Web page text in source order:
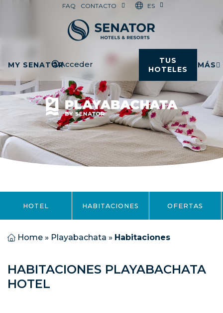
FAQ CONTACTO ES
MY SENATORAcceder
TUS
HOTELES
MÁS
HOTEL HABITACIONES OFERTAS
Home » Playabachata » Habitaciones
HABITACIONES PLAYABACHATA
HOTEL